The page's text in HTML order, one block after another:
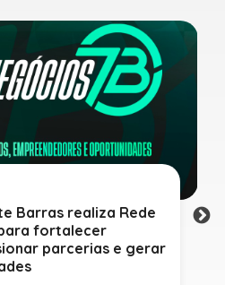
Barras realiza Rede
fortalecer
parcerias e gerar